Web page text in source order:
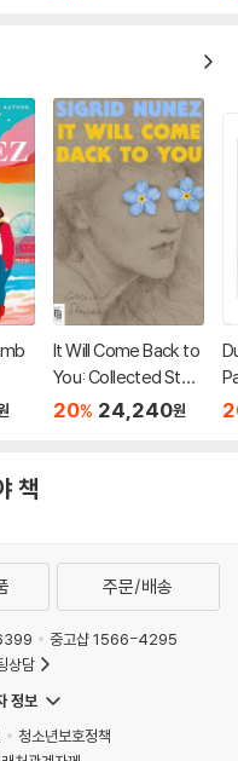
It Will Come Back to
You: Collected Stori
es
20% 24,240원
책
주문/배송
중고샵 1566-4295
상담
정보
청소년보호정책